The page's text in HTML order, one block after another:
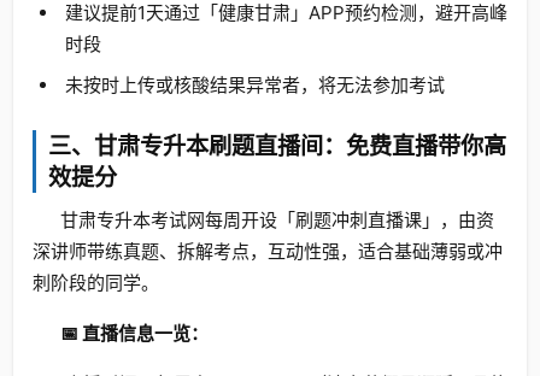
建议提前1天通过「健康甘肃」APP预约检测，避开高峰
时段
未按时上传或核酸结果异常者，将无法参加考试
三、甘肃专升本刷题直播间：免费直播带你高
效提分
甘肃专升本考试网每周开设「刷题冲刺直播课」，由资
深讲师带练真题、拆解考点，互动性强，适合基础薄弱或冲
刺阶段的同学。
📅 直播信息一览：